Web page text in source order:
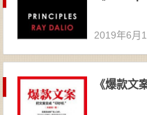
2019年6月
《爆款文